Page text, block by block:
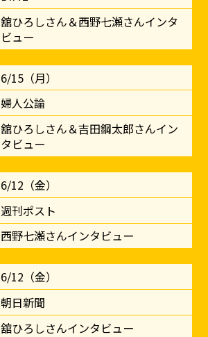
舘ひろしさん＆西野七瀬さんインタ
ビュー
6/15（月）
婦人公論
舘ひろしさん＆吉田鋼太郎さんイン
タビュー
6/12（金）
週刊ポスト
西野七瀬さんインタビュー
6/12（金）
朝日新聞
舘ひろしさんインタビュー